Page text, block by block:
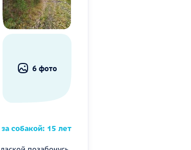
6 фото
собакой: 15 лет